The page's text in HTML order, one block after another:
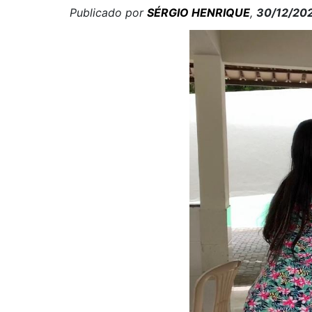
Publicado por SÉRGIO HENRIQUE, 30/12/